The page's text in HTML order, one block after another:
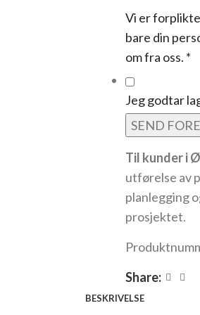
Vi er
bare din
om fra oss. *
Jeg godtar
SEND
Til kunder i
utførelse av
planlegging
prosjektet.
Share:
BESKRIVELSE